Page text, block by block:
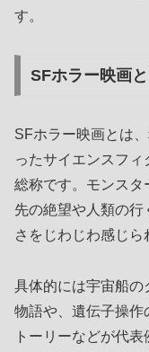
す。
SFホラー映画
SFホラー映画とは
ったサイエンスフ
総称です。モンスタ
先の絶望や人類の
さをじわじわ感じら
具体的には宇宙船の
物語や、遺伝子操作
トーリーなどが代